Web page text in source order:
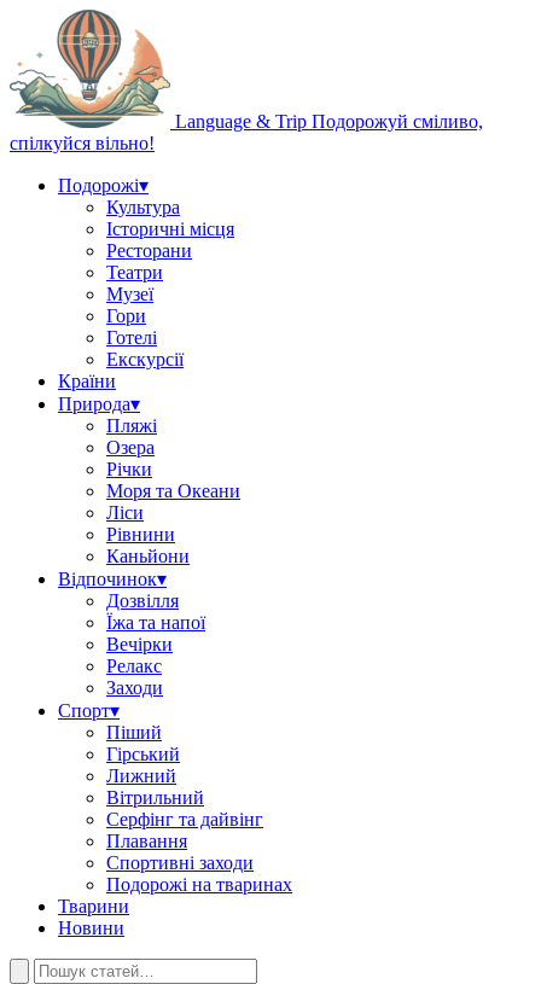
Language & Trip Подорожуй сміливо,
спілкуйся вільно!
Подорожі▾
Культура
Історичні місця
Ресторани
Театри
Музеї
Гори
Готелі
Екскурсії
Країни
Природа▾
Пляжі
Озера
Річки
Моря та Океани
Ліси
Рівнини
Каньйони
Відпочинок▾
Дозвілля
Їжа та напої
Вечірки
Релакс
Заходи
Спорт▾
Піший
Гірський
Лижний
Вітрильний
Серфінг та дайвінг
Плавання
Спортивні заходи
Подорожі на тваринах
Тварини
Новини